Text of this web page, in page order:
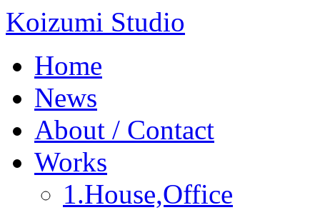
Koizumi Studio
Home
News
About / Contact
Works
1.House,Office